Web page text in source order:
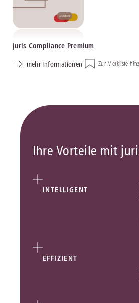
juris Compliance Premium
mehr Informationen
Zur Merkliste
Ihre Vorteile mit
INTELLIGENT
EFFIZIENT